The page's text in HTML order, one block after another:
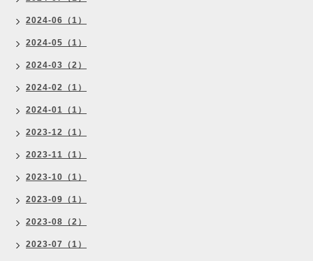
2024-06（1）
2024-05（1）
2024-03（2）
2024-02（1）
2024-01（1）
2023-12（1）
2023-11（1）
2023-10（1）
2023-09（1）
2023-08（2）
2023-07（1）